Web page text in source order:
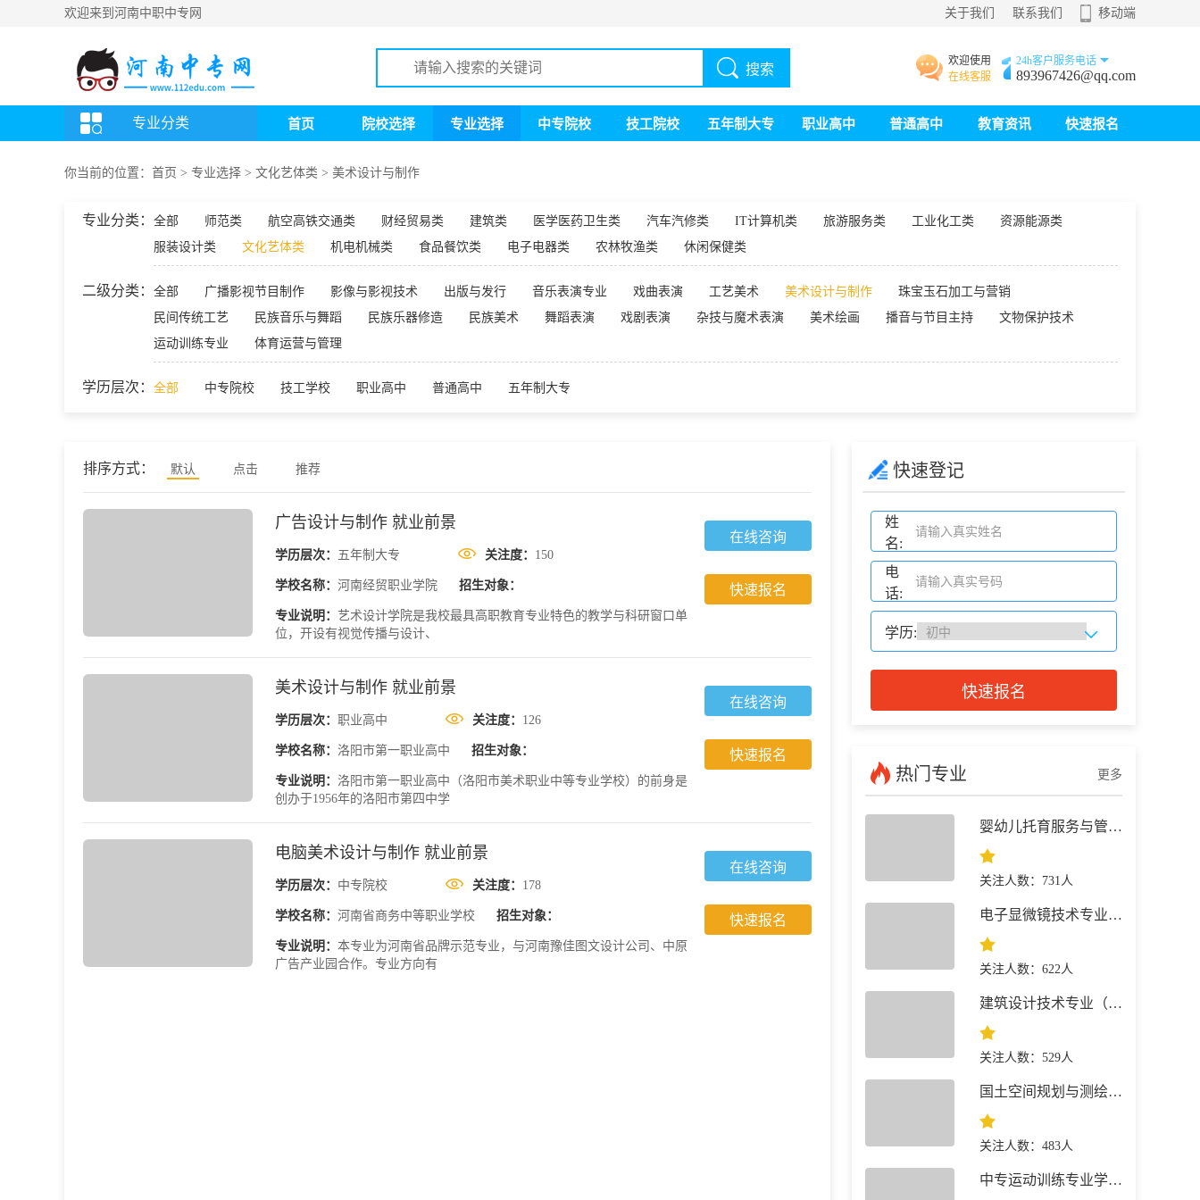
欢迎来到河南中职中专网 关于我们 联系我们 移动端
搜索
欢迎使用
在线客服
24h客户服务电话
893967426@qq.com
专业分类 首页 院校选择 专业选择 中专院校 技工院校 五年制大专 职业高中 普通高中 教育资讯 快速报名
你当前的位置： 首页 > 专业选择 > 文化艺体类 > 美术设计与制作
专业分类： 全部 师范类 航空高铁交通类 财经贸易类 建筑类 医学医药卫生类 汽车汽修类 IT计算机类 旅游服务类 工业化工类
资源能源类
服装设计类
文化艺体类 机电机械类 食品餐饮类 电子电器类 农林牧渔类 休闲保健类
二级分类： 全部 广播影视节目制作 影像与影视技术 出版与发行 音乐表演专业 戏曲表演 工艺美术 美术设计与制作
珠宝玉石加工与营销
民间传统工艺
民族音乐与舞蹈 民族乐器修造 民族美术 舞蹈表演 戏剧表演 杂技与魔术表演 美术绘画 播音与节目主持
文物保护技术
运动训练专业
体育运营与管理
学历层次： 全部 中专院校 技工学校 职业高中 普通高中 五年制大专
排序方式： 默认 点击 推荐
广告设计与制作 就业前景
学历层次： 五年制大专 关注度： 150
学校名称： 河南经贸职业学院 招生对象：
专业说明： 艺术设计学院是我校最具高职教育专业特色的教学与科研窗口单
位，开设有视觉传播与设计、
在线咨询
快速报名
美术设计与制作 就业前景
学历层次： 职业高中 关注度： 126
学校名称： 洛阳市第一职业高中 招生对象：
专业说明： 洛阳市第一职业高中（洛阳市美术职业中等专业学校）的前身是
创办于1956年的洛阳市第四中学
在线咨询
快速报名
电脑美术设计与制作 就业前景
学历层次： 中专院校 关注度： 178
学校名称： 河南省商务中等职业学校 招生对象：
专业说明： 本专业为河南省品牌示范专业，与河南豫佳图文设计公司、中原
广告产业园合作。专业方向有
在线咨询
快速报名
快速登记
姓
名:
电
话:
学历:
快速报名
热门专业 更多
婴幼儿托育服务与管理专业 就业前景
关注人数：731人
电子显微镜技术专业 就业前景
关注人数：622人
建筑设计技术专业（建筑+景观园林）简介
关注人数：529人
国土空间规划与测绘专业 就业前景
关注人数：483人
中专运动训练专业学什么